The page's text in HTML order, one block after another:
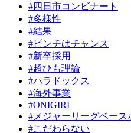
#四日市コンビナート
#多様性
#結果
#ピンチはチャンス
#新卒採用
#超ひも理論
#パラドックス
#海外事業
#ONIGIRI
#メジャーリーグベース
#こだわらない